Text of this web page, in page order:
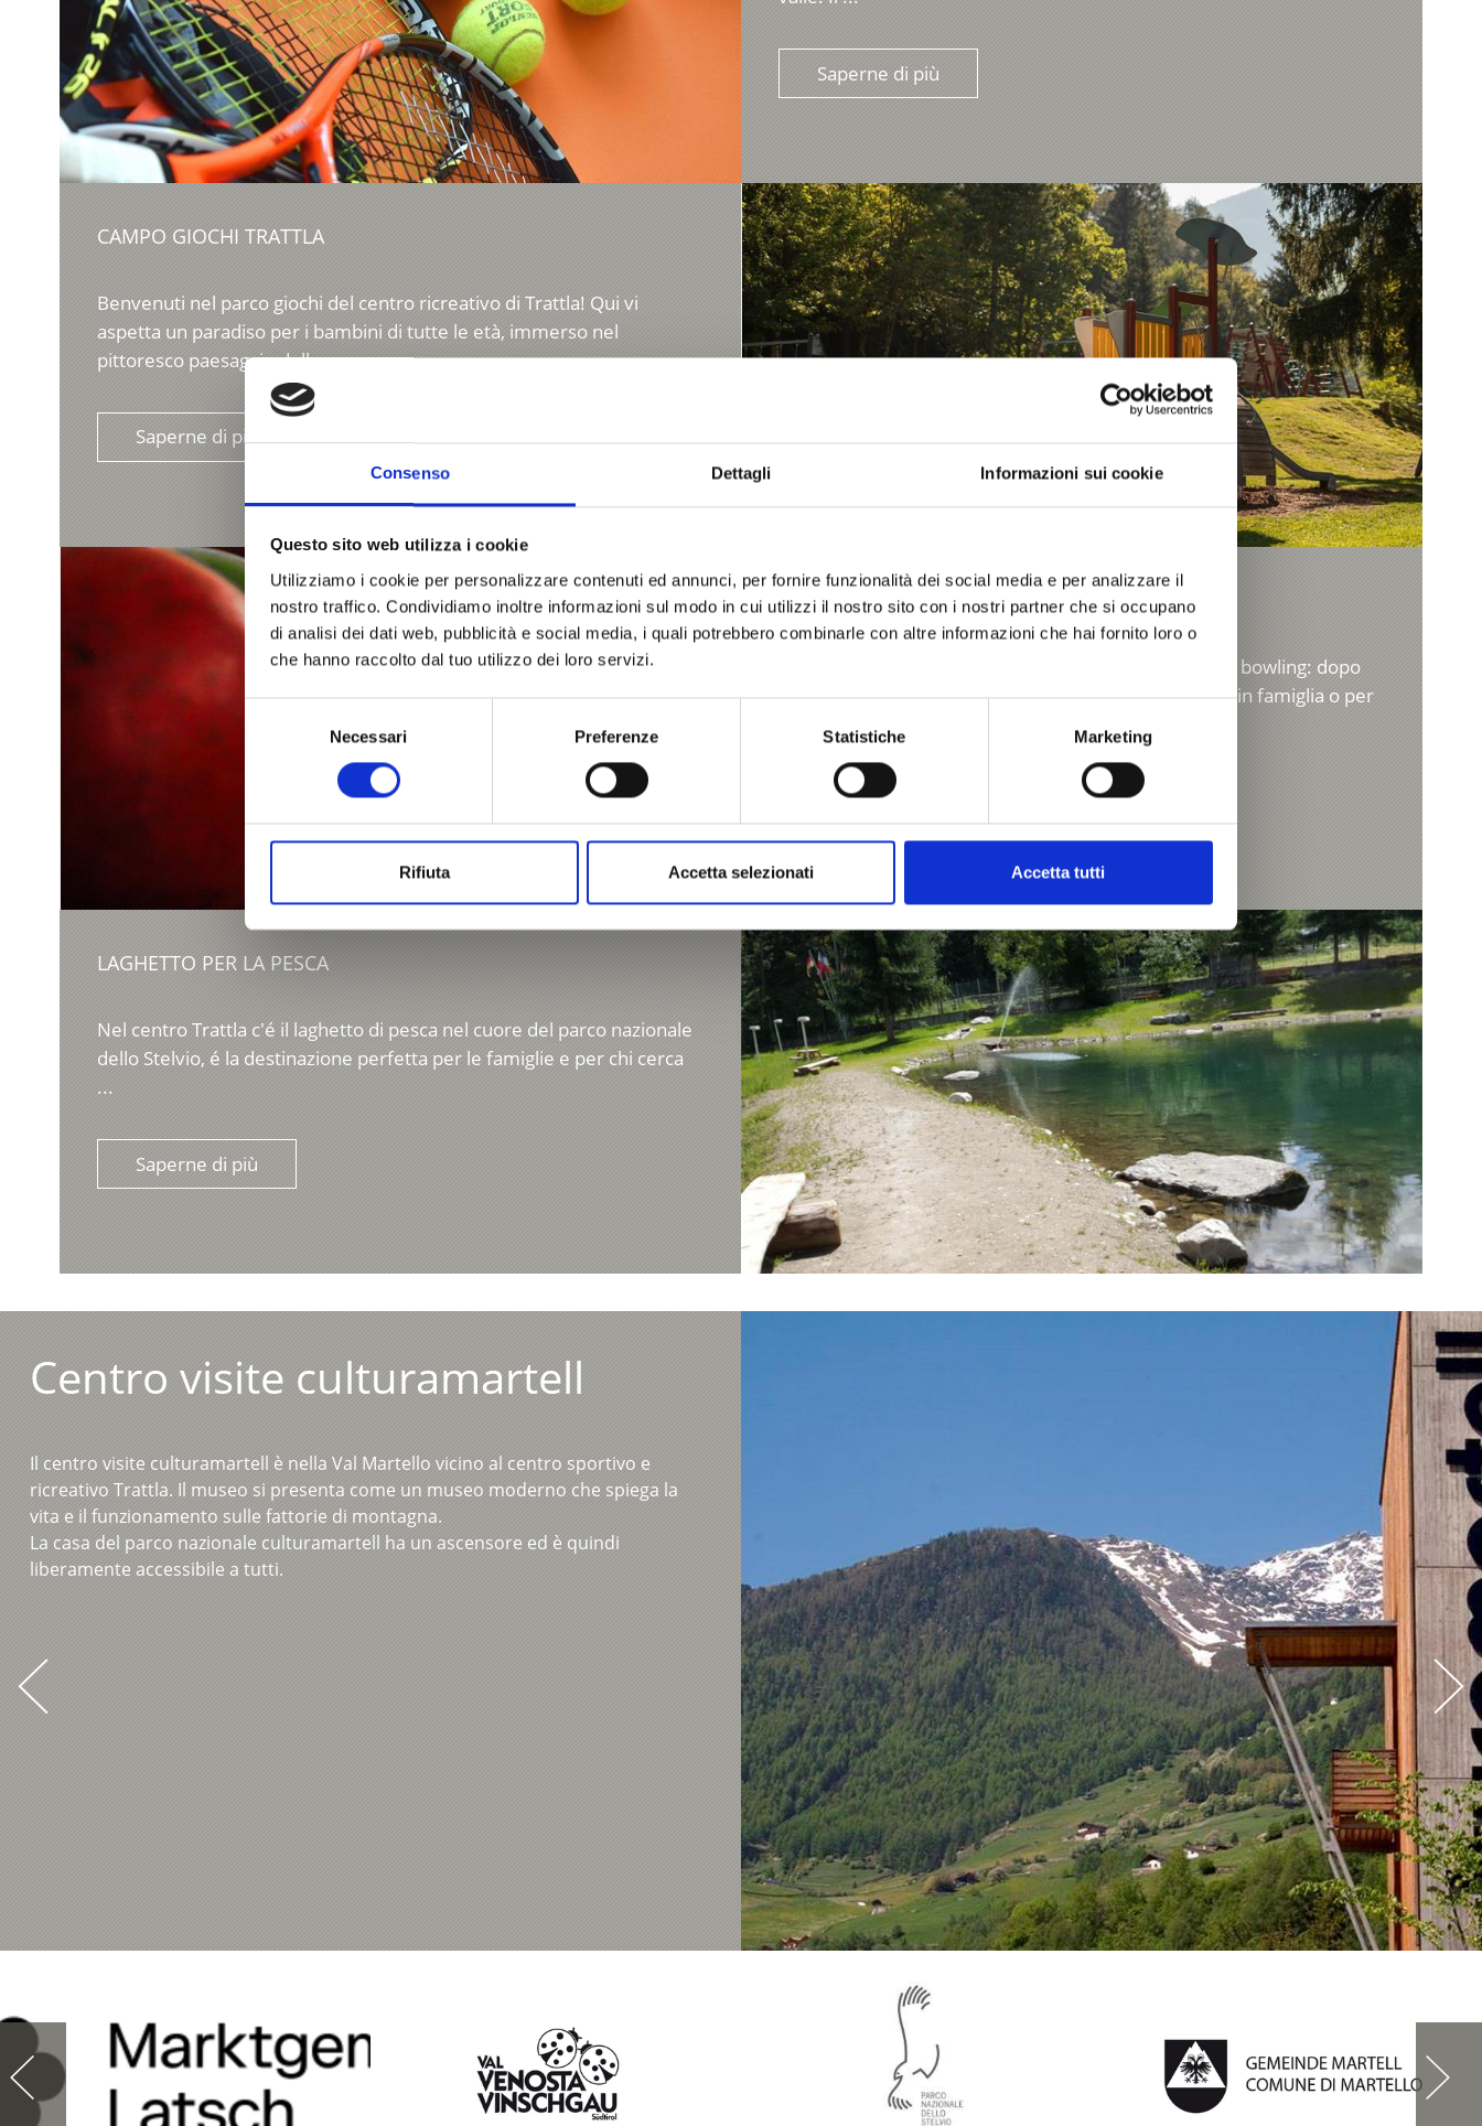
Consenso Dettagli Informazioni sui cookie
Questo sito web utilizza i cookie
Utilizziamo i cookie per personalizzare contenuti ed annunci, per fornire funzionalità dei social media e per analizzare il
nostro traffico. Condividiamo inoltre informazioni sul modo in cui utilizzi il nostro sito con i nostri partner che si occupano
di analisi dei dati web, pubblicità e social media, i quali potrebbero combinarle con altre informazioni che hai fornito loro o
che hanno raccolto dal tuo utilizzo dei loro servizi.
Necessari Preferenze Statistiche Marketing
Rifiuta Accetta selezionati Accetta tutti
Saperne di più
CAMPO GIOCHI TRATTLA
Benvenuti nel parco giochi del centro ricreativo di Trattla! Qui vi
aspetta un paradiso per i bambini di tutte le età, immerso nel
pittoresco paesaggio della ...
Saperne di più
PISTA DA BOWLING
Un grande pomeriggio per grandi e piccini. La pista da bowling: dopo
un buon pasto un ottimo intrattenimento per le feste in famiglia o per
Saperne di più
LAGHETTO PER LA PESCA
Nel centro Trattla c'é il laghetto di pesca nel cuore del parco nazionale
dello Stelvio, é la destinazione perfetta per le famiglie e per chi cerca
...
Saperne di più
Centro visite culturamartell
Il centro visite culturamartell è nella Val Martello vicino al centro sportivo e
ricreativo Trattla. Il museo si presenta come un museo moderno che spiega la
vita e il funzionamento sulle fattorie di montagna.
La casa del parco nazionale culturamartell ha un ascensore ed è quindi
liberamente accessibile a tutti.